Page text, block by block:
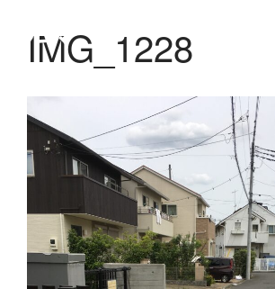
食品事業部
タノコマ
狛江を楽しもう！
IMG_1228